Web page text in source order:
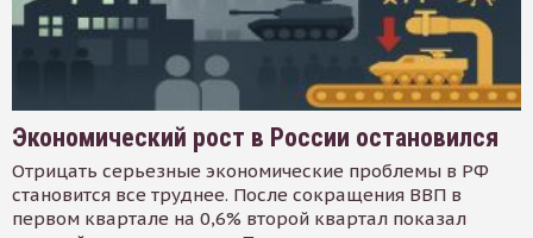
Экономический рост в России остановился
Отрицать серьезные экономические проблемы в РФ
становится все труднее. После сокращения ВВП в
первом квартале на 0,6% второй квартал показал